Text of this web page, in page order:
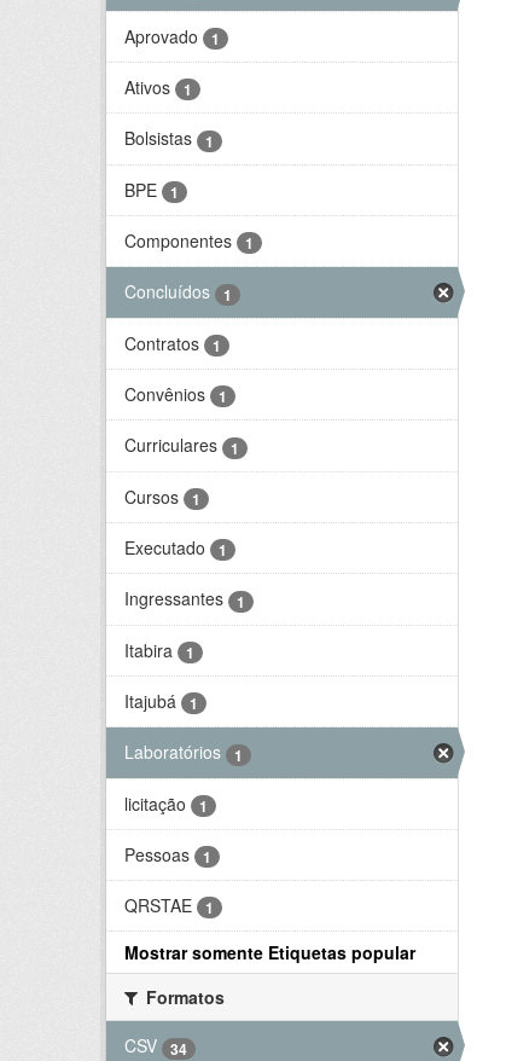
Aprovado 1
Ativos 1
Bolsistas 1
BPE 1
Componentes 1
Concluídos 1
Contratos 1
Convênios 1
Curriculares 1
Cursos 1
Executado 1
Ingressantes 1
Itabira 1
Itajubá 1
Laboratórios 1
licitação 1
Pessoas 1
QRSTAE 1
Mostrar somente Etiquetas popular
Formatos
CSV
34